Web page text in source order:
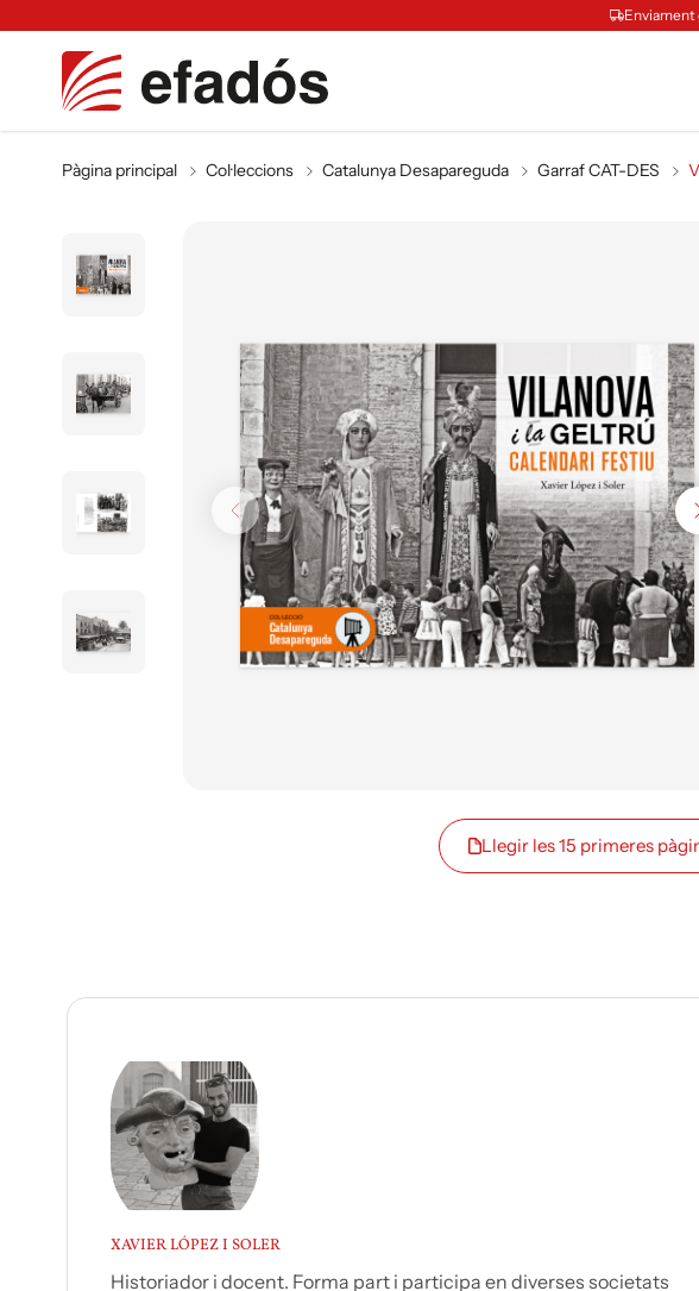
Pàgina principal Col·leccions Catalunya Desapareguda Garraf CAT-DES
Llegir les 15 primeres
XAVIER LÓPEZ I SOLER
Historiador i docent. Forma part i participa en diverses societats